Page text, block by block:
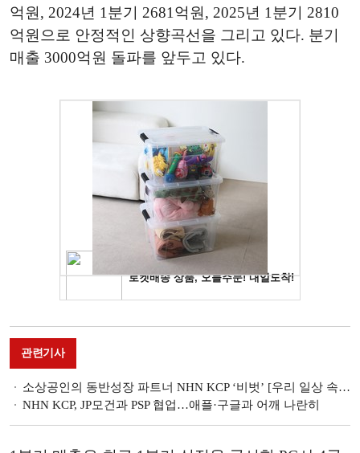
억원, 2024년 1분기 2681억원, 2025년 1분기 2810
억원으로 안정적인 상향곡선을 그리고 있다. 분기
매출 3000억원 돌파를 앞두고 있다.
관련기사
소상공인의 동반성장 파트너 NHN KCP ‘비벗’ [우리 일상 속 PG사]
NHN KCP, JP모건과 PSP 협업…애플·구글과 어깨 나란히